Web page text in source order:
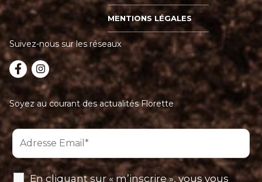
MENTIONS LÉGALES
Suivez-nous sur les réseaux
Soyez au courant des actualités Florette
En cliquant sur « m’inscrire », vous vous